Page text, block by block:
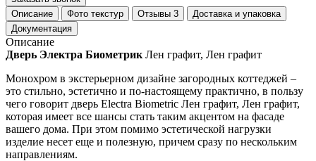
Описание
Фото текстур Отзывы 3
Доставка и упаковка
Документация
Описание
Дверь Электра Биометрик Лен графит, Лен графит
Монохром в экстерьерном дизайне загородных коттеджей –
это стильно, эстетично и по-настоящему практично, в пользу
чего говорит дверь Electra Biometric Лен графит, Лен графит,
которая имеет все шансы стать таким акцентом на фасаде
вашего дома. При этом помимо эстетической нагрузки
изделие несет еще и полезную, причем сразу по нескольким
направлениям.